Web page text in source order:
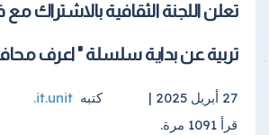
تعلن اللجنة الثقافية بالاشتراك
تربية عن بداية سلسلة " اعرف
27 أبريل 2025 | كتبه it.unit
.
قرأ 1091 مرة.